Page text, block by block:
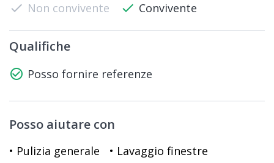
check Non convivente check Convivente
Qualifiche
check_circle_outline Posso fornire referenze
Posso aiutare con
• Pulizia generale
• Lavaggio finestre